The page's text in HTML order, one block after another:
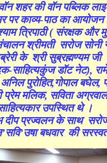
शहर की वॉन पब्लिक
पर काव्य-पाठ का आयोजन
त्रिपाठी ( संरक्षक और
श्रीमती सरोज सोनी
के श्री सुब्रह्मण्यम
साहित्यकुंज डॉट नेट),
पुरोहित,गोपाल बघेल,
प्रेम मलिक, सविता
उपस्थित थे ।
दीप प्रज्वलन के साथ
’सवि’उषा बधवार की